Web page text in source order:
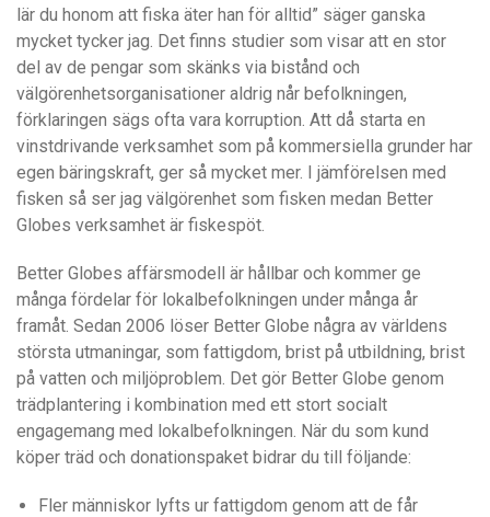
lär du honom att fiska äter han för alltid” säger ganska
mycket tycker jag. Det finns studier som visar att en stor
del av de pengar som skänks via bistånd och
välgörenhetsorganisationer aldrig når befolkningen,
förklaringen sägs ofta vara korruption. Att då starta en
vinstdrivande verksamhet som på kommersiella grunder har
egen bäringskraft, ger så mycket mer. I jämförelsen med
fisken så ser jag välgörenhet som fisken medan Better
Globes verksamhet är fiskespöt.
Better Globes affärsmodell är hållbar och kommer ge
många fördelar för lokalbefolkningen under många år
framåt. Sedan 2006 löser Better Globe några av världens
största utmaningar, som fattigdom, brist på utbildning, brist
på vatten och miljöproblem. Det gör Better Globe genom
trädplantering i kombination med ett stort socialt
engagemang med lokalbefolkningen. När du som kund
köper träd och donationspaket bidrar du till följande:
Fler människor lyfts ur fattigdom genom att de får